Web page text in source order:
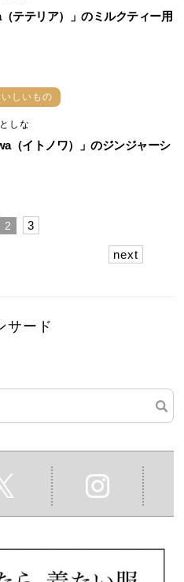
（テテリア）」のミルクティー用
いしいもの
しな
（イトノワ）」のジンジャーシ
2 3
next
サード